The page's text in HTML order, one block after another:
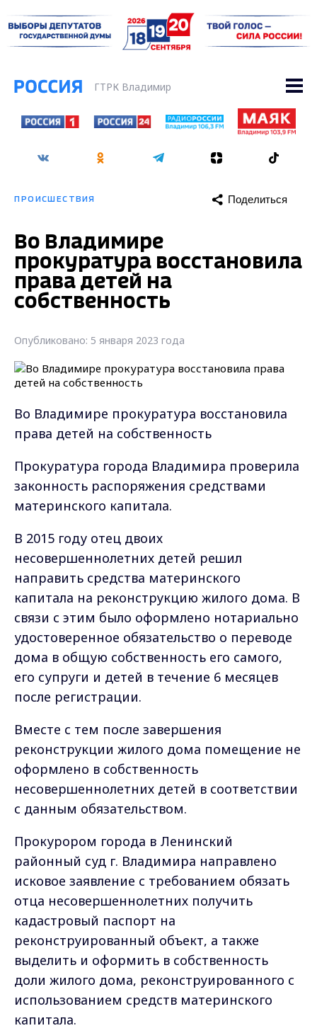
ГТРК Владимир
ПРОИСШЕСТВИЯ Поделиться
Во Владимире
прокуратура восстановила
права детей на
собственность
Опубликовано: 5 января 2023 года
Во Владимире прокуратура восстановила
права детей на собственность
Прокуратура города Владимира проверила
законность распоряжения средствами
материнского капитала.
В 2015 году отец двоих
несовершеннолетних детей решил
направить средства материнского
капитала на реконструкцию жилого дома. В
связи с этим было оформлено нотариально
удостоверенное обязательство о переводе
дома в общую собственность его самого,
его супруги и детей в течение 6 месяцев
после регистрации.
Вместе с тем после завершения
реконструкции жилого дома помещение не
оформлено в собственность
несовершеннолетних детей в соответствии
с данным обязательством.
Прокурором города в Ленинский
районный суд г. Владимира направлено
исковое заявление с требованием обязать
отца несовершеннолетних получить
кадастровый паспорт на
реконструированный объект, а также
выделить и оформить в собственность
доли жилого дома, реконструированного с
использованием средств материнского
капитала.